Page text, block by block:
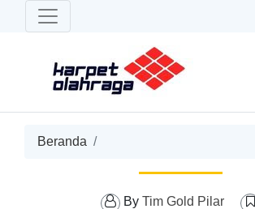
Beranda
By Tim Gold Pilar